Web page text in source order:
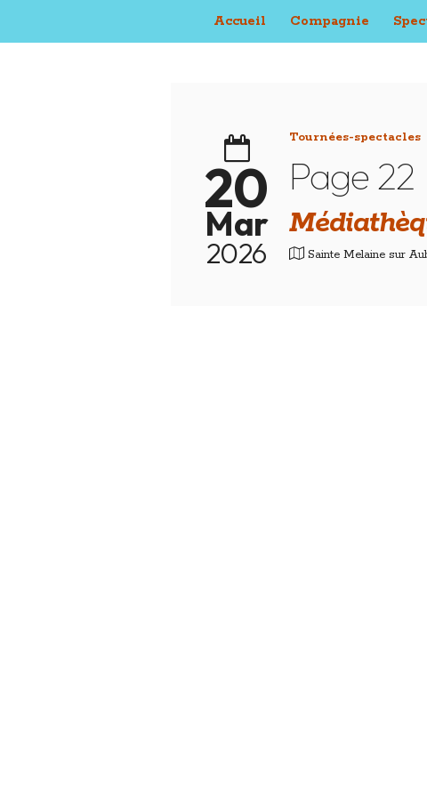
Accueil Compagnie
20
Mar
2026
Tournées-spectacles
Page 22
Sainte Melaine sur